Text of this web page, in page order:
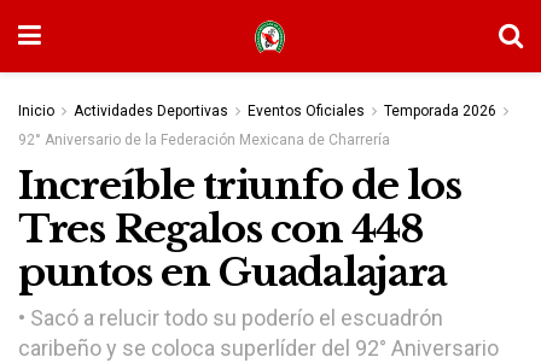
Inicio Actividades Deportivas Eventos Oficiales
Temporada 2026
92° Aniversario de la Federación Mexicana de Charrería
Increíble triunfo de los
Tres Regalos con 448
puntos en Guadalajara
• Sacó a relucir todo su poderío el escuadrón
caribeño y se coloca superlíder del 92° Aniversario